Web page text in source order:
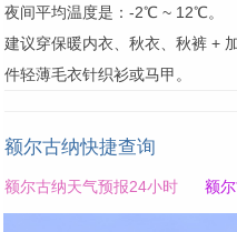
夜间平均温度是：-2℃ ~ 12℃。
建议穿保暖内衣、秋衣、秋裤 +
件轻薄毛衣针织衫或马甲。
额尔古纳快捷查询
额尔古纳天气预报24小时 额